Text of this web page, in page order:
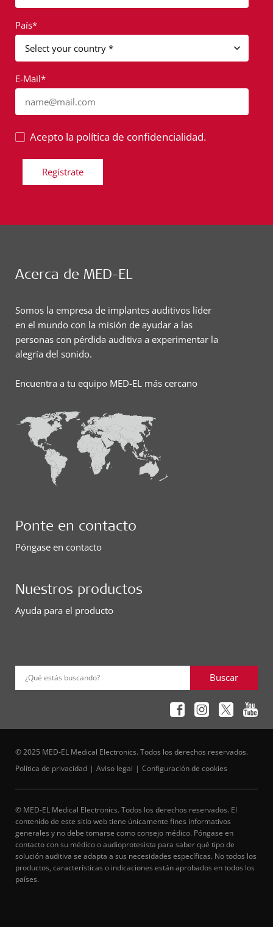
País*
E-Mail*
name@mail.com
Acepto la política de confidencialidad.
Regístrate
Acerca de MED-EL
Somos la empresa de implantes auditivos líder
en el mundo con la misión de ayudar a las
personas con pérdida auditiva a experimentar la
alegría del sonido.
Encuentra a tu equipo MED-EL más cercano
Ponte en contacto
Póngase en contacto
Nuestros productos
Ayuda para el producto
¿Qué estás buscando? Buscar
© 2025 MED-EL Medical Electronics. Todos los derechos reservados.
Política de privacidad
Aviso legal Configuración de cookies
© MED-EL Medical Electronics. Todos los derechos reservados. El
contenido de este sitio web tiene únicamente fines informativos
generales y no debe tomarse como consejo médico. Póngase en
contacto con su médico o audioprotesista para saber qué tipo de
solución auditiva se adapta a sus necesidades específicas. No todos los
productos, características o indicaciones están aprobados en todos los
países.